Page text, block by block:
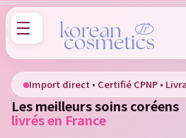
Import direct • Certifié CPNP •
Les meilleurs soins coréens
livrés en France
Sign in
You need to be logged in to save
list.